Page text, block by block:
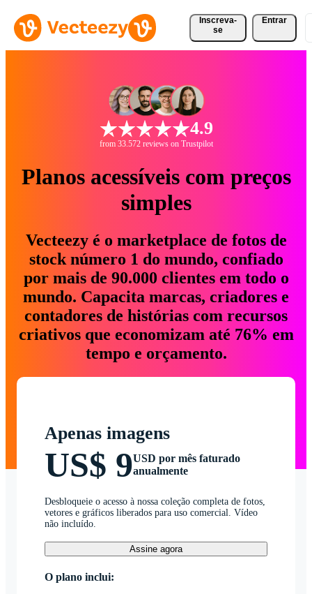
Inscreva-
se
Entrar
4.9
from 33.572 reviews on Trustpilot
Planos acessíveis com preços
simples
Vecteezy é o marketplace de fotos de
stock número 1 do mundo, confiado
por mais de 90.000 clientes em todo o
mundo. Capacita marcas, criadores e
contadores de histórias com recursos
criativos que economizam até 76% em
tempo e orçamento.
Apenas imagens
US$ 9USD por mês faturado
anualmente
Desbloqueie o acesso à nossa coleção completa de fotos,
vetores e gráficos liberados para uso comercial. Vídeo
não incluído.
Assine agora
O plano inclui: